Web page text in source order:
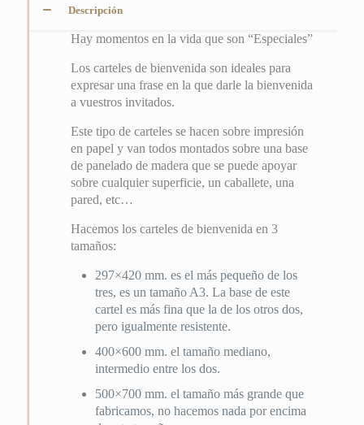
Descripción
Hay momentos en la vida que son “Especiales”
Los carteles de bienvenida son ideales para
expresar una frase en la que darle la bienvenida
a vuestros invitados.
Este tipo de carteles se hacen sobre impresión
en papel y van todos montados sobre una base
de panelado de madera que se puede apoyar
sobre cualquier superficie, un caballete, una
pared, etc…
Hacemos los carteles de bienvenida en 3
tamaños:
297×420 mm. es el más pequeño de los
tres, es un tamaño A3. La base de este
cartel es más fina que la de los otros dos,
pero igualmente resistente.
400×600 mm. el tamaño mediano,
intermedio entre los dos.
500×700 mm. el tamaño más grande que
fabricamos, no hacemos nada por encima